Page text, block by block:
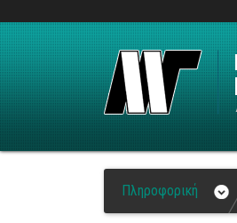
Πληροφορική